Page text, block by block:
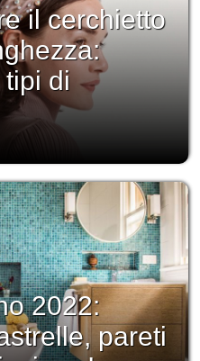
il cerchietto
di
2022:
pareti